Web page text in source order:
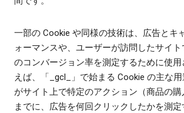
一部の Cookie や同様の技術は、広告とキ
ォーマンスや、ユーザーが訪問したサイ
のコンバージョン率を測定するために使用
えば、「_gcl_」で始まる Cookie の主な
がサイト上で特定のアクション（商品の
までに、広告を何回クリックしたかを測定